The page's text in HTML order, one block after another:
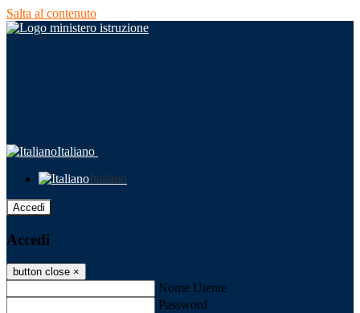
Salta al contenuto
Italiano
Italiano
Accedi
Accedi
button close ×
Nome Utente
Password